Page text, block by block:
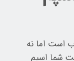
است اما نه
شما اسپم